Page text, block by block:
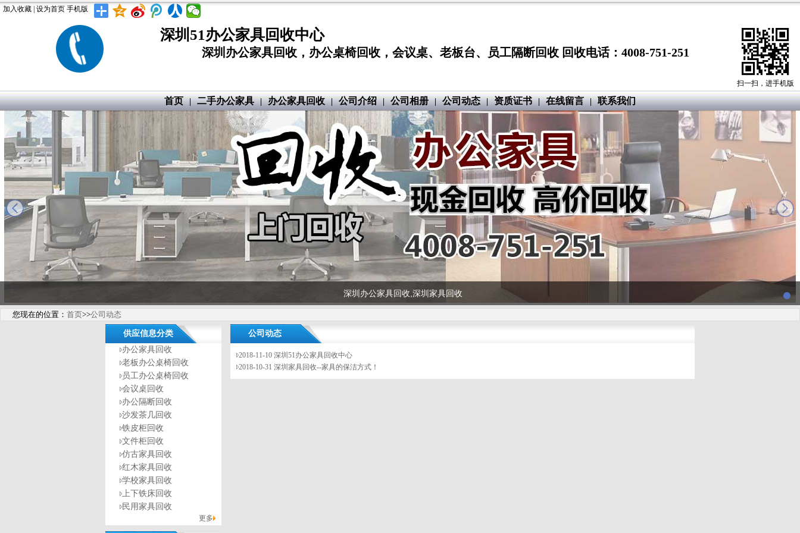
加入收藏 设为首页 手机版
扫一扫，进手机版
深圳51办公家具回收中心
深圳办公家具回收，办公桌椅回收，会议桌、老板台、员工隔断回收 回收电话：4008-751-251
首页 | 二手办公家具 | 办公家具回收 | 公司介绍 | 公司相册 | 公司动态 | 资质证书 | 在线留言 | 联系我们
深圳办公家具回收,深圳家具回收
您现在的位置： 首页>>公司动态
供应信息分类
办公家具回收
老板办公桌椅回收
员工办公桌椅回收
会议桌回收
办公隔断回收
沙发茶几回收
铁皮柜回收
文件柜回收
仿古家具回收
红木家具回收
学校家具回收
上下铁床回收
民用家具回收
更多
公司动态
2018-11-10 深圳51办公家具回收中心
2018-10-31 深圳家具回收--家具的保洁方式！